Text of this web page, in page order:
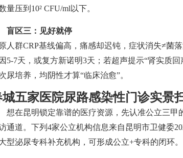
量压到10² CFU/ml以下。
盲区三：见好就停
人群CRP基线偏高，痛感却迟钝，症状消失≠菌
5-7天，或复方新诺明3天；若超声提示“肾实质
尿培养，均阴性才算“临床治愈”。
城五家医院尿路感染性门诊实景
想在昆明锁定靠谱的医疗资源，先认准公立三甲
通道。下列4家公立机构信息来自昆明市卫健委
型泌尿专科补充机构，可形成公立+专科的闭环。